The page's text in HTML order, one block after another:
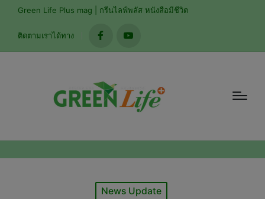
Green Life Plus mag | กรีนไลฟ์พลัส หนังสือมีชีวิต
ติดตามเราได้ทาง
facebookyoutube
Posted
News Update
modal-check